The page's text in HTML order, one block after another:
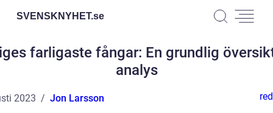
SVENSKNYHET.se
farligaste fångar: En grundlig
analys
2023 Jon Larsson